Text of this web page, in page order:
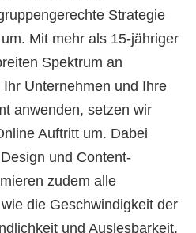
Strategie
Mit mehr als 15-jähriger
Spektrum an
Unternehmen und Ihre
anwenden, setzen wir
Auftritt um. Dabei
und Content-
zudem alle
die Geschwindigkeit der
und Auslesbarkeit.